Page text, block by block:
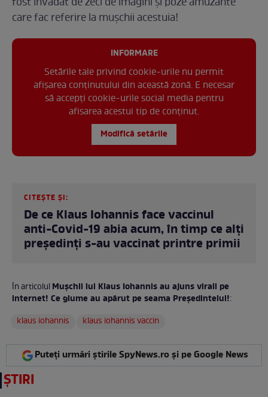
care fac referire la mușchii acestuia!
INFORMARE
Setările tale privind cookie-urile nu permit
afișarea conținutului din această zonă. E necesar
să accepți cookie-urile social media pentru
afisarea acestui tip de conținut.
Modifică setările
CITEȘTE ȘI:
De ce Klaus Iohannis face vaccinul
anti-Covid-19 abia acum, în timp ce alți
președinți s-au vaccinat printre primii
În articolulMușchii lui Klaus Iohannis au ajuns virali pe
internet! Ce glume au apărut pe seama Președintelui!:
klaus iohannis
klaus iohannis vaccin
Puteți urmări știrile SpyNews.ro și pe Google News
ȘTIRI